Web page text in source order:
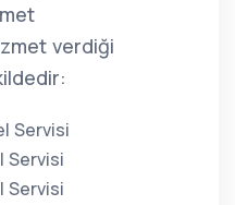
verdiği
Servisi
Servisi
Servisi